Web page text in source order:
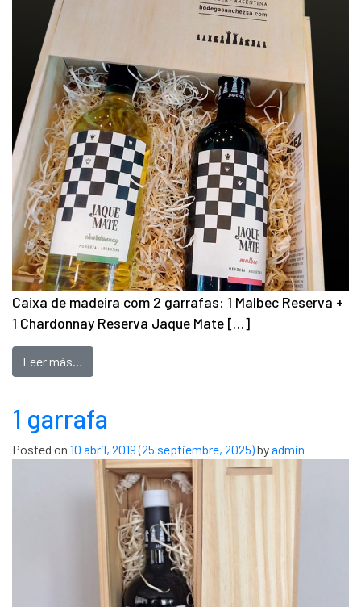
Caixa de madeira com 2 garrafas: 1 Malbec Reserva +
1 Chardonnay Reserva Jaque Mate […]
Leer más…
1 garrafa
Posted on 10 abril, 2019(25 septiembre, 2025)byadmin